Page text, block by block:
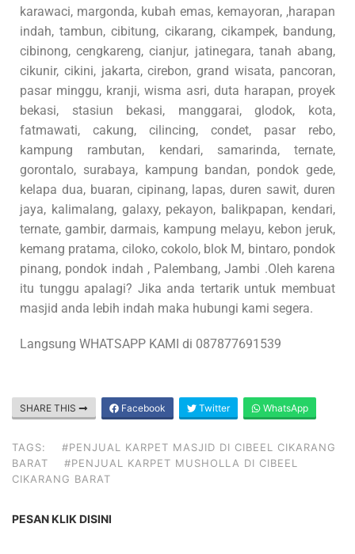
karawaci, margonda, kubah emas, kemayoran, ,harapan
indah, tambun, cibitung, cikarang, cikampek, bandung,
cibinong, cengkareng, cianjur, jatinegara, tanah abang,
cikunir, cikini, jakarta, cirebon, grand wisata, pancoran,
pasar minggu, kranji, wisma asri, duta harapan, proyek
bekasi, stasiun bekasi, manggarai, glodok, kota,
fatmawati, cakung, cilincing, condet, pasar rebo,
kampung rambutan, kendari, samarinda, ternate,
gorontalo, surabaya, kampung bandan, pondok gede,
kelapa dua, buaran, cipinang, lapas, duren sawit, duren
jaya, kalimalang, galaxy, pekayon, balikpapan, kendari,
ternate, gambir, darmais, kampung melayu, kebon jeruk,
kemang pratama, ciloko, cokolo, blok M, bintaro, pondok
pinang, pondok indah , Palembang, Jambi .Oleh karena
itu tunggu apalagi? Jika anda tertarik untuk membuat
masjid anda lebih indah maka hubungi kami segera.
Langsung WHATSAPP KAMI di 087877691539
SHARE THIS Facebook Twitter WhatsApp
TAGS:
#PENJUAL KARPET MASJID DI CIBEEL CIKARANG
BARAT
#PENJUAL KARPET MUSHOLLA DI CIBEEL
CIKARANG BARAT
PESAN KLIK DISINI